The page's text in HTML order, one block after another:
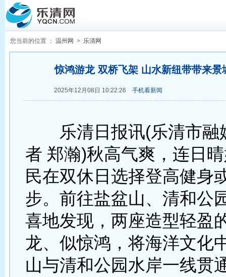
您当前的位置 ： 温州网 > 乐清网
惊鸿游龙 双桥飞架 山水新纽带带来景
2025年12月08日 10:22:26 手机看新闻
乐清日报讯(乐清市融
者 郑瀚)秋高气爽，连日
民在双休日选择登高健身
步。前往盐盆山、清和公
喜地发现，两座造型轻盈
龙、似惊鸿，将海洋文化
山与清和公园水岸一线贯